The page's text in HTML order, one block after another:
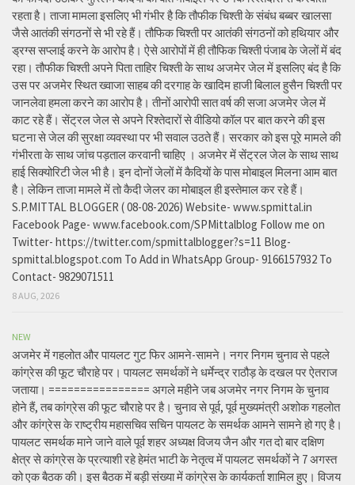
रहता है। ताजा मामला इसलिए भी गंभीर है कि तौफीक चिश्ती के संबंध बब्बर खालसा
जैसे आतंकी संगठनों से भी रहे हैं। तौफिक चिश्ती पर आतंकी संगठनों को हथियार और
ड्रग्स सप्लाई करने के आरोप है। ऐसे आरोपों में ही तौफिक चिश्ती पंजाब के जेलों में बंद
रहा। तौफीक चिश्ती अपने पिता ताहिर चिश्ती के साथ अजमेर जेल में इसलिए बंद है कि
उस पर अजमेर स्थित ख्वाजा साहब की दरगाह के खादिम हाजी बिलाल हुसैन चिश्ती पर
जानलेवा हमला करने का आरोप है। तीनों आरोपी सात वर्ष की सजा अजमेर जेल में
काट रहे हैं। सेंट्रल जेल से अपने रिश्तेदारों से वीडियो कॉल पर बात करने की इस
घटना से जेल की सुरक्षा व्यवस्था पर भी सवाल उठते हैं। सरकार को इस पूरे मामले की
गंभीरता के साथ जांच पड़ताल करवानी चाहिए । अजमेर में सेंट्रल जेल के साथ साथ
हाई सिक्योरिटी जेल भी है। इन दोनों जेलों में कैदियों के पास मोबाइल मिलना आम बात
है। लेकिन ताजा मामले में तो कैदी जेलर का मोबाइल ही इस्तेमाल कर रहे हैं।
S.P.MITTAL BLOGGER ( 08-08-2026) Website- www.spmittal.in
Facebook Page- www.facebook.com/SPMittalblog Follow me on
Twitter- https://twitter.com/spmittalblogger?s=11 Blog-
spmittal.blogspot.com To Add in WhatsApp Group- 9166157932 To
Contact- 9829071511
8 AUG, 2026
NEW
अजमेर में गहलोत और पायलट गुट फिर आमने-सामने। नगर निगम चुनाव से पहले
कांग्रेस की फूट चौराहे पर। पायलट समर्थकों ने धर्मेन्द्र राठौड़ के दखल पर ऐतराज
जताया। ================ अगले महीने जब अजमेर नगर निगम के चुनाव
होने हैं, तब कांग्रेस की फूट चौराहे पर है। चुनाव से पूर्व, पूर्व मुख्यमंत्री अशोक गहलोत
और कांग्रेस के राष्ट्रीय महासचिव सचिन पायलट के समर्थक आमने सामने हो गए है।
पायलट समर्थक माने जाने वाले पूर्व शहर अध्यक्ष विजय जैन और गत दो बार दक्षिण
क्षेत्र से कांग्रेस के प्रत्याशी रहे हेमंत भाटी के नेतृत्व में पायलट समर्थकों ने 7 अगस्त
को एक बैठक की। इस बैठक में बड़ी संख्या में कांग्रेस के कार्यकर्ता शामिल हुए। विजय